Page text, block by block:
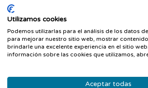
reflejada aquí en sus aspectos más
Montero construye una narración a medio
recuerdo personal y la memoria de todos,
nuestra época y la evocación íntima; habla
del dolor, de las relaciones entre hombres y
fuerza salvadora de la literatura y de la
Utilizamos cookies
Podemos utilizarlas para el análisis de los datos
para mejorar nuestro sitio web, mostrar
brindarle una excelente experiencia en el sitio
información sobre las cookies que utilizamos,
Aceptar todas